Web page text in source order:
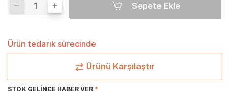
Sepete Ekle
Ürün tedarik sürecinde
Ürünü Karşılaştır
STOK GELINCE HABER VER